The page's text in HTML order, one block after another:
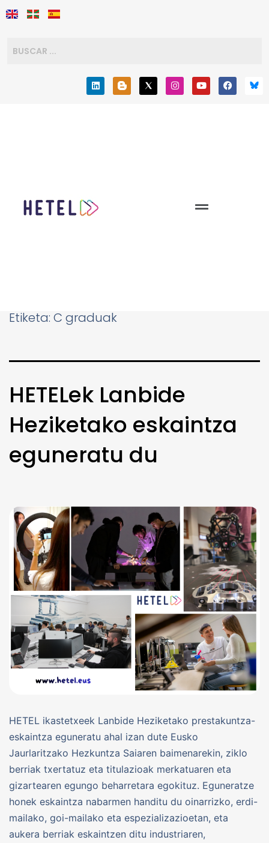
Etiketa: C graduak
HETELek Lanbide
Heziketako eskaintza
eguneratu du
HETEL ikastetxeek Lanbide Heziketako prestakuntza-
eskaintza eguneratu ahal izan dute Eusko
Jaurlaritzako Hezkuntza Saiaren baimenarekin, ziklo
berriak txertatuz eta titulazioak merkatuaren eta
gizartearen egungo beharretara egokituz. Eguneratze
honek eskaintza nabarmen handitu du oinarrizko, erdi-
mailako, goi-mailako eta espezializazioetan, eta
aukera berriak eskaintzen ditu industriaren,